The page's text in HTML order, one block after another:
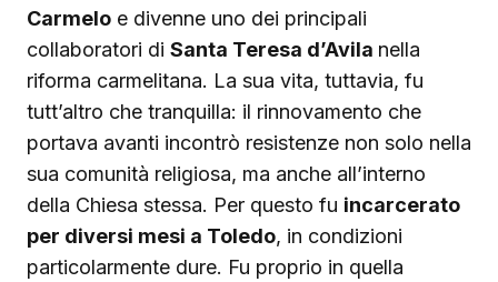
Carmelo e divenne uno dei principali
collaboratori di Santa Teresa d’Avila nella
riforma carmelitana. La sua vita, tuttavia, fu
tutt’altro che tranquilla: il rinnovamento che
portava avanti incontrò resistenze non solo nella
sua comunità religiosa, ma anche all’interno
della Chiesa stessa. Per questo fu incarcerato
per diversi mesi a Toledo, in condizioni
particolarmente dure. Fu proprio in quella